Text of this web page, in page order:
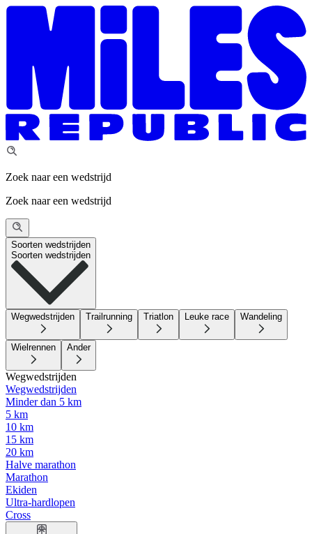
Zoek naar een wedstrijd
Zoek naar een wedstrijd
Soorten wedstrijden
Soorten wedstrijden
Wegwedstrijden Trailrunning Triatlon Leuke race Wandeling
Wielrennen Ander
Wegwedstrijden
Wegwedstrijden
Minder dan 5 km
5 km
10 km
15 km
20 km
Halve marathon
Marathon
Ekiden
Ultra-hardlopen
Cross